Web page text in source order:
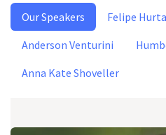
Our Speakers Felipe
Anderson Venturini
Anna Kate Shoveller